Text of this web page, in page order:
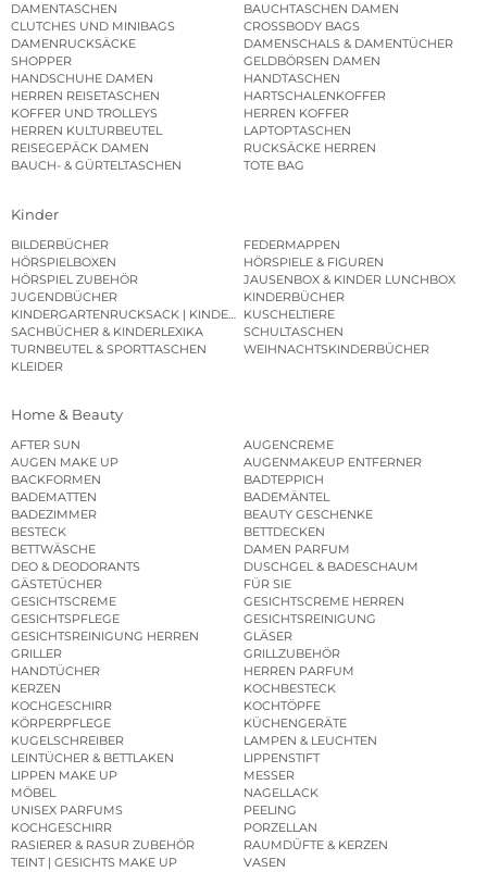
DAMENTASCHEN
BAUCHTASCHEN DAMEN
CLUTCHES UND MINIBAGS
CROSSBODY BAGS
DAMENRUCKSÄCKE
DAMENSCHALS & DAMENTÜCHER
SHOPPER
GELDBÖRSEN DAMEN
HANDSCHUHE DAMEN
HANDTASCHEN
HERREN REISETASCHEN
HARTSCHALENKOFFER
KOFFER UND TROLLEYS
HERREN KOFFER
HERREN KULTURBEUTEL
LAPTOPTASCHEN
REISEGEPÄCK DAMEN
RUCKSÄCKE HERREN
BAUCH- & GÜRTELTASCHEN
TOTE BAG
Kinder
BILDERBÜCHER
FEDERMAPPEN
HÖRSPIELBOXEN
HÖRSPIELE & FIGUREN
HÖRSPIEL ZUBEHÖR
JAUSENBOX & KINDER LUNCHBOX
JUGENDBÜCHER
KINDERBÜCHER
KINDERGARTENRUCKSACK | KINDERGARTENBEUTEL
KUSCHELTIERE
SACHBÜCHER & KINDERLEXIKA
SCHULTASCHEN
TURNBEUTEL & SPORTTASCHEN
WEIHNACHTSKINDERBÜCHER
KLEIDER
Home & Beauty
AFTER SUN
AUGENCREME
AUGEN MAKE UP
AUGENMAKEUP ENTFERNER
BACKFORMEN
BADTEPPICH
BADEMATTEN
BADEMÄNTEL
BADEZIMMER
BEAUTY GESCHENKE
BESTECK
BETTDECKEN
BETTWÄSCHE
DAMEN PARFUM
DEO & DEODORANTS
DUSCHGEL & BADESCHAUM
GÄSTETÜCHER
FÜR SIE
GESICHTSCREME
GESICHTSCREME HERREN
GESICHTSPFLEGE
GESICHTSREINIGUNG
GESICHTSREINIGUNG HERREN
GLÄSER
GRILLER
GRILLZUBEHÖR
HANDTÜCHER
HERREN PARFUM
KERZEN
KOCHBESTECK
KOCHGESCHIRR
KOCHTÖPFE
KÖRPERPFLEGE
KÜCHENGERÄTE
KUGELSCHREIBER
LAMPEN & LEUCHTEN
LEINTÜCHER & BETTLAKEN
LIPPENSTIFT
LIPPEN MAKE UP
MESSER
MÖBEL
NAGELLACK
UNISEX PARFUMS
PEELING
KOCHGESCHIRR
PORZELLAN
RASIERER & RASUR ZUBEHÖR
RAUMDÜFTE & KERZEN
TEINT | GESICHTS MAKE UP
VASEN